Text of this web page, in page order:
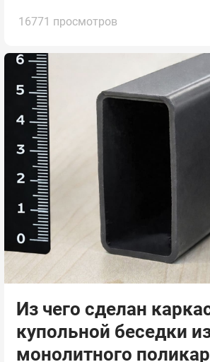
16771 просмотров
Из чего сделан
купольной беседки
монолитного